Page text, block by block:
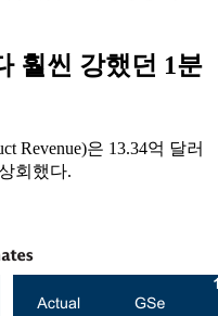
훨씬 강했던 1분
Revenue)은 13.34억 달러
회했다.